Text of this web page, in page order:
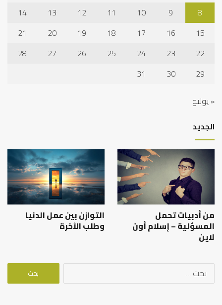
8
9
10
11
12
13
14
15
16
17
18
19
20
21
22
23
24
25
26
27
28
29
30
31
« يوليو
الجديد
من أدبيات تحمل
المسؤلية – إسلام أون
لاين
التوازن بين عمل الدنيا
وطلب الآخرة
البحث